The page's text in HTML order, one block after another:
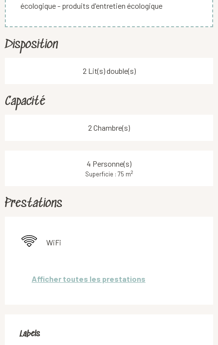
écologique - produits d'entretien écologique
Disposition
2 Lit(s) double(s)
Capacité
2 Chambre(s)
4 Personne(s)
Superficie : 75 m2
Prestations
WiFi
Afficher toutes les prestations
Labels
Labels